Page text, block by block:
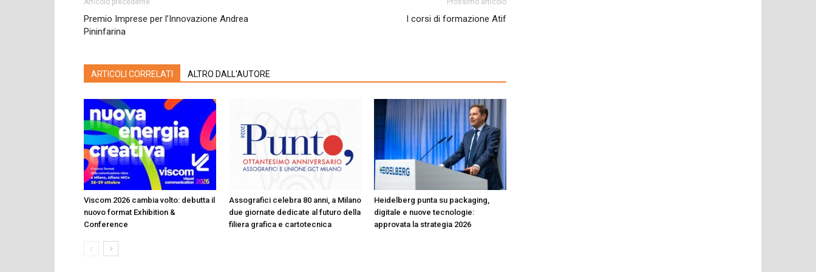
Articolo precedente
Premio Imprese per l’Innovazione Andrea
Pininfarina
Prossimo articolo
I corsi di formazione Atif
ARTICOLI CORRELATI ALTRO DALL'AUTORE
Viscom 2026 cambia volto: debutta il
nuovo format Exhibition &
Conference
Assografici celebra 80 anni, a Milano
due giornate dedicate al futuro della
filiera grafica e cartotecnica
Heidelberg punta su packaging,
digitale e nuove tecnologie:
approvata la strategia 2026